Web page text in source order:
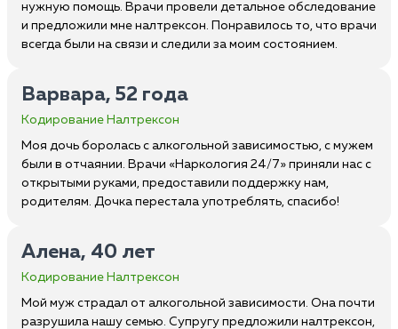
нужную помощь. Врачи провели детальное обследование
и предложили мне налтрексон. Понравилось то, что врачи
всегда были на связи и следили за моим состоянием.
Варвара, 52 года
Кодирование Налтрексон
Моя дочь боролась с алкогольной зависимостью, с мужем
были в отчаянии. Врачи «Наркология 24/7» приняли нас с
открытыми руками, предоставили поддержку нам,
родителям. Дочка перестала употреблять, спасибо!
Алена, 40 лет
Кодирование Налтрексон
Мой муж страдал от алкогольной зависимости. Она почти
разрушила нашу семью. Супругу предложили налтрексон,